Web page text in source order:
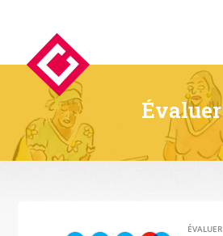
Évaluer
ÉVALUER